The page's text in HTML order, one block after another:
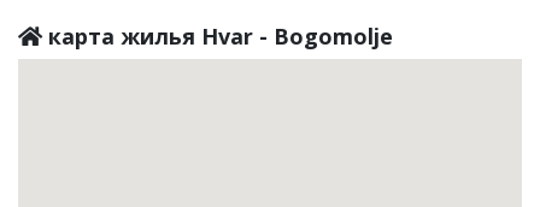
карта жилья Hvar - Bogomolje